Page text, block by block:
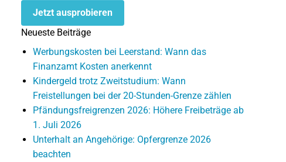
Jetzt ausprobieren
Neueste Beiträge
Werbungskosten bei Leerstand: Wann das
Finanzamt Kosten anerkennt
Kindergeld trotz Zweitstudium: Wann
Freistellungen bei der 20-Stunden-Grenze zählen
Pfändungsfreigrenzen 2026: Höhere Freibeträge ab
1. Juli 2026
Unterhalt an Angehörige: Opfergrenze 2026
beachten